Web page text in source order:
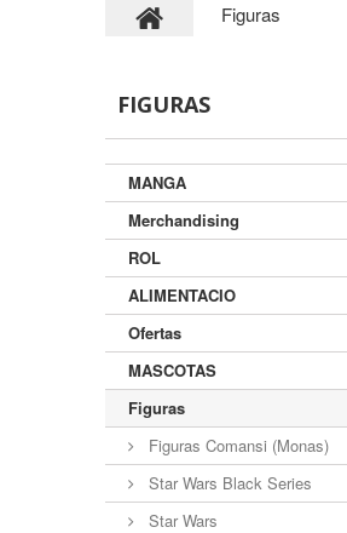
Figuras
FIGURAS
MANGA
Merchandising
ROL
ALIMENTACIO
Ofertas
MASCOTAS
Figuras
Figuras Comansi (Monas)
Star Wars Black Series
Star Wars